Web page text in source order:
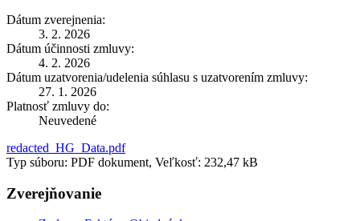
Dátum zverejnenia:
3. 2. 2026
Dátum účinnosti zmluvy:
4. 2. 2026
Dátum uzatvorenia/udelenia súhlasu s uzatvorením zmluvy:
27. 1. 2026
Platnosť zmluvy do:
Neuvedené
redacted_HG_Data.pdf
Typ súboru: PDF dokument, Veľkosť: 232,47 kB
Zverejňovanie